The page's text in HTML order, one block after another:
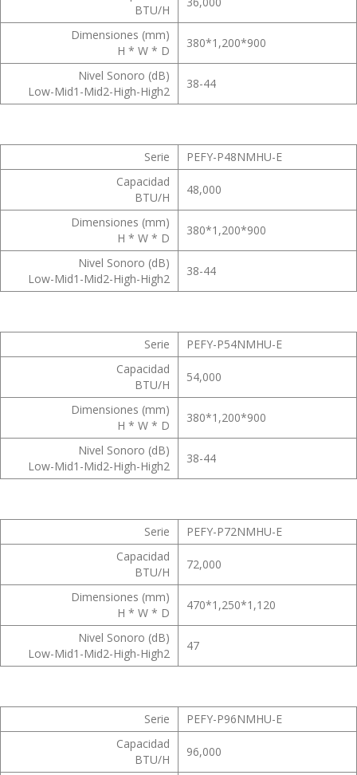
BTU/H
Dimensiones (mm)
H * W * D
380*1,200*900
Nivel Sonoro (dB)
Low-Mid1-Mid2-High-High2
38-44
Serie
PEFY-P48NMHU-E
Capacidad
BTU/H
48,000
Dimensiones (mm)
H * W * D
380*1,200*900
Nivel Sonoro (dB)
Low-Mid1-Mid2-High-High2
38-44
Serie
PEFY-P54NMHU-E
Capacidad
BTU/H
54,000
Dimensiones (mm)
H * W * D
380*1,200*900
Nivel Sonoro (dB)
Low-Mid1-Mid2-High-High2
38-44
Serie
PEFY-P72NMHU-E
Capacidad
BTU/H
72,000
Dimensiones (mm)
H * W * D
470*1,250*1,120
Nivel Sonoro (dB)
Low-Mid1-Mid2-High-High2
47
Serie
PEFY-P96NMHU-E
Capacidad
BTU/H
96,000